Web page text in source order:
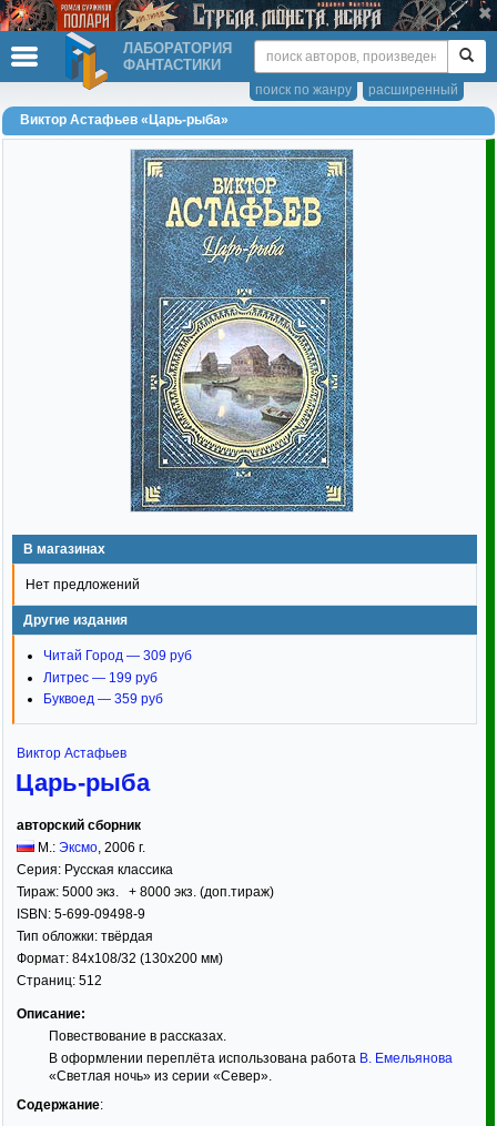
ЛАБОРАТОРИЯ
ФАНТАСТИКИ
расширенный
поиск по жанру
Виктор Астафьев «Царь-рыба»
В магазинах
Нет предложений
Другие издания
Читай Город — 309 руб
Литрес — 199 руб
Буквоед — 359 руб
Виктор Астафьев
Царь-рыба
авторский сборник
М.: Эксмо 2006 г.
Серия: Русская классика
Тираж: 5000 экз. + 8000 экз. (доп.тираж)
ISBN: 5-699-09498-9
Тип обложки: твёрдая
Формат: 84x108/32 (130x200 мм)
Страниц: 512
Описание:
Повествование в рассказах.
В оформлении переплёта использована работа В. Емельянова
«Светлая ночь» из серии «Север».
Содержание: